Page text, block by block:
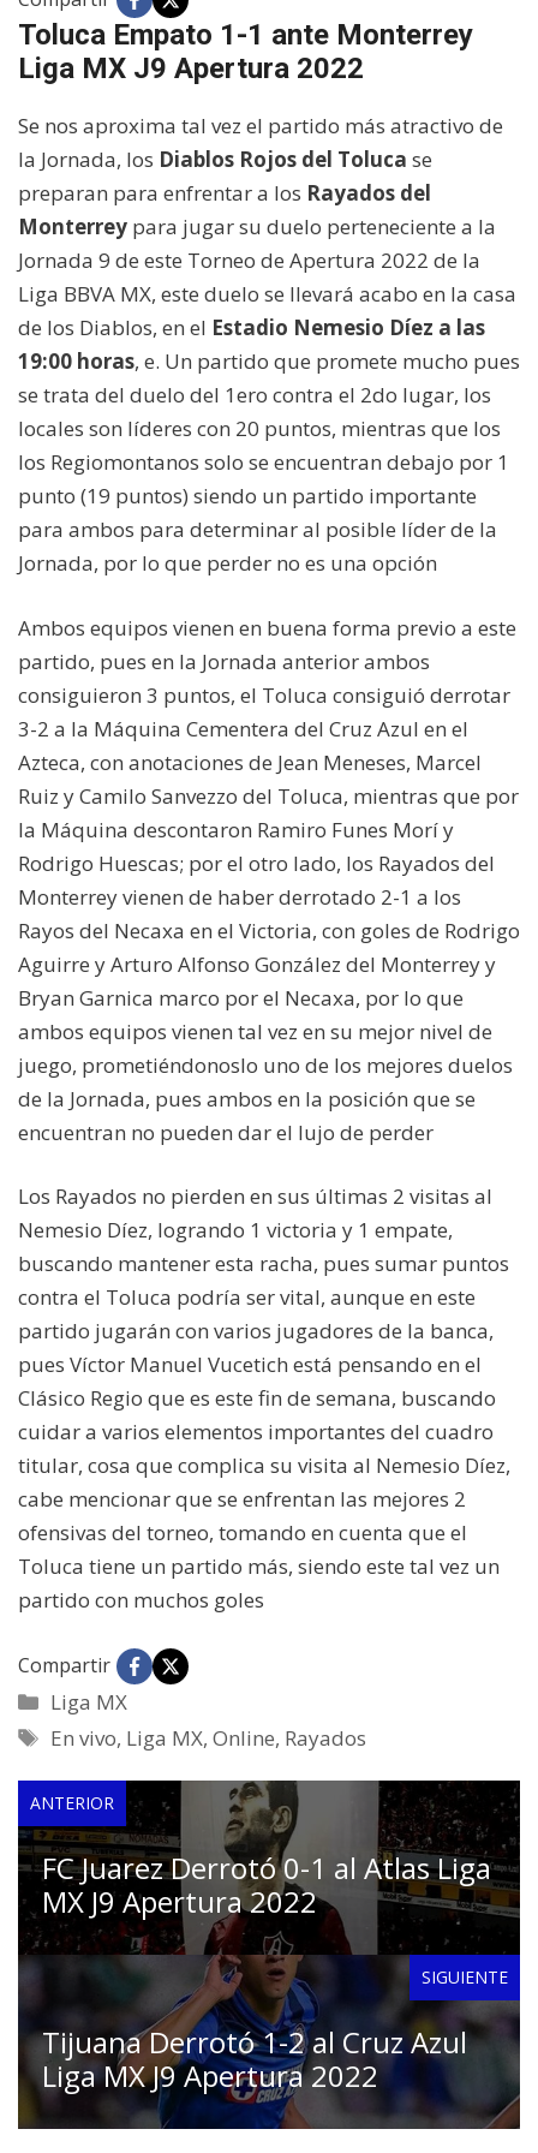
Toluca Empato 1-1 ante Monterrey
Liga MX J9 Apertura 2022
Se nos aproxima tal vez el partido más atractivo de
la Jornada, los Diablos Rojos del Toluca se
preparan para enfrentar a los Rayados del
Monterrey para jugar su duelo perteneciente a la
Jornada 9 de este Torneo de Apertura 2022 de la
Liga BBVA MX, este duelo se llevará acabo en la casa
de los Diablos, en el Estadio Nemesio Díez a las
19:00 horas, e. Un partido que promete mucho pues
se trata del duelo del 1ero contra el 2do lugar, los
locales son líderes con 20 puntos, mientras que los
los Regiomontanos solo se encuentran debajo por 1
punto (19 puntos) siendo un partido importante
para ambos para determinar al posible líder de la
Jornada, por lo que perder no es una opción
Ambos equipos vienen en buena forma previo a este
partido, pues en la Jornada anterior ambos
consiguieron 3 puntos, el Toluca consiguió derrotar
3-2 a la Máquina Cementera del Cruz Azul en el
Azteca, con anotaciones de Jean Meneses, Marcel
Ruiz y Camilo Sanvezzo del Toluca, mientras que por
la Máquina descontaron Ramiro Funes Morí y
Rodrigo Huescas; por el otro lado, los Rayados del
Monterrey vienen de haber derrotado 2-1 a los
Rayos del Necaxa en el Victoria, con goles de Rodrigo
Aguirre y Arturo Alfonso González del Monterrey y
Bryan Garnica marco por el Necaxa, por lo que
ambos equipos vienen tal vez en su mejor nivel de
juego, prometiéndonoslo uno de los mejores duelos
de la Jornada, pues ambos en la posición que se
encuentran no pueden dar el lujo de perder
Los Rayados no pierden en sus últimas 2 visitas al
Nemesio Díez, logrando 1 victoria y 1 empate,
buscando mantener esta racha, pues sumar puntos
contra el Toluca podría ser vital, aunque en este
partido jugarán con varios jugadores de la banca,
pues Víctor Manuel Vucetich está pensando en el
Clásico Regio que es este fin de semana, buscando
cuidar a varios elementos importantes del cuadro
titular, cosa que complica su visita al Nemesio Díez,
cabe mencionar que se enfrentan las mejores 2
ofensivas del torneo, tomando en cuenta que el
Toluca tiene un partido más, siendo este tal vez un
partido con muchos goles
Compartir
Categorías
Liga MX
Etiquetas
En vivo, Liga MX,Online, Rayados
ANTERIOR
FC Juarez Derrotó 0-1 al Atlas Liga
MX J9 Apertura 2022
SIGUIENTE
Tijuana Derrotó 1-2 al Cruz Azul
Liga MX J9 Apertura 2022